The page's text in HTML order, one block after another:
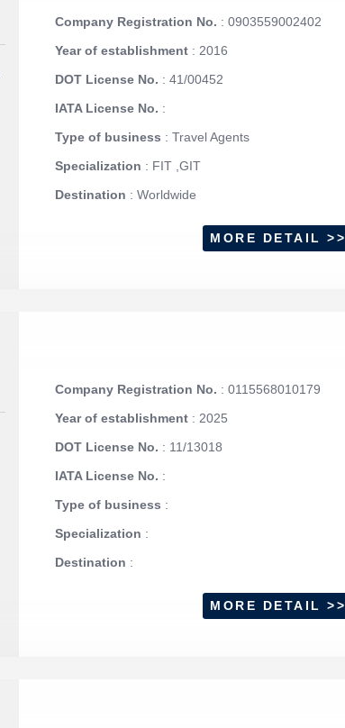
Company Registration No. : 0903559002402
Year of establishment : 2016
DOT License No. : 41/00452
IATA License No. :
Type of business : Travel Agents
Specialization : FIT ,GIT
Destination : Worldwide
MORE DETAIL >>
Company Registration No. : 0115568010179
Year of establishment : 2025
DOT License No. : 11/13018
IATA License No. :
Type of business :
Specialization :
Destination :
MORE DETAIL >>